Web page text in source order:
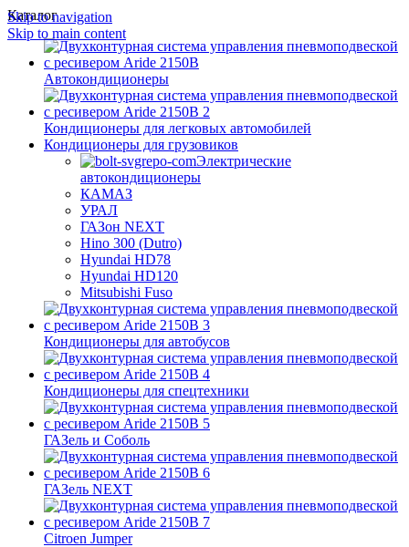
Skip to navigation
Skip to main content
Каталог
Автокондиционеры
Кондиционеры для легковых автомобилей
Кондиционеры для грузовиков
Электрические
автокондиционеры
КАМАЗ
УРАЛ
ГАЗон NEXT
Hino 300 (Dutro)
Hyundai HD78
Hyundai HD120
Mitsubishi Fuso
Кондиционеры для автобусов
Кондиционеры для спецтехники
ГАЗель и Соболь
ГАЗель NEXT
Citroen Jumper